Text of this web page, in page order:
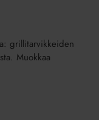
grillitarvikkeiden
Muokkaa